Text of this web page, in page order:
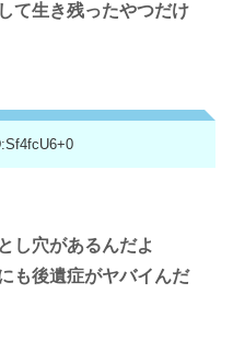
て生き残ったやつだけ
し穴があるんだよ
も後遺症がヤバイんだ